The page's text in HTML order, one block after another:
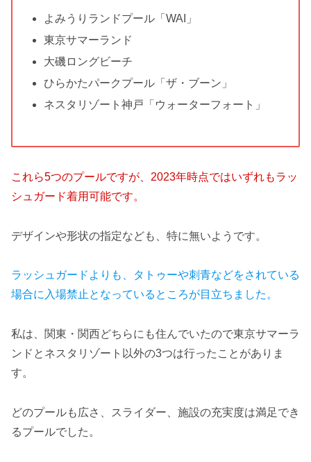
よみうりランドプール「WAI」
東京サマーランド
大磯ロングビーチ
ひらかたパークプール「ザ・ブーン」
ネスタリゾート神戸「ウォーターフォート」
これら5つのプールですが、2023年時点ではいずれもラッ
シュガード着用可能です。
デザインや形状の指定なども、特に無いようです。
ラッシュガードよりも、タトゥーや刺青などをされている
場合に入場禁止となっているところが目立ちました。
私は、関東・関西どちらにも住んでいたので東京サマーラ
ンドとネスタリゾート以外の3つは行ったことがありま
す。
どのプールも広さ、スライダー、施設の充実度は満足でき
るプールでした。